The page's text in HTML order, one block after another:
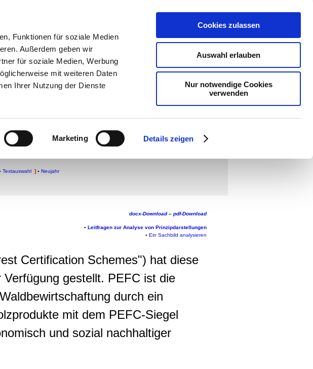
Funktionen für soziale Medien
Außerdem geben wir
für soziale Medien, Werbung
mit weiteren Daten
Ihrer Nutzung der Dienste
Marketing Details zeigen
Cookies zulassen
Auswahl erlauben
Nur notwendige Cookies
verwenden
-Psychologie
man auf teachSam
Textauswahl ] ▪ Neujahr
docx-Download– pdf-Download
▪ Leitfragen zur Analyse von Prinzipdarstellungen
▪ Ein Sachbild analysieren
Certification Schemes") hat diese
gestellt. PEFC ist die
durch ein
mit dem PEFC-Siegel
und sozial nachhaltiger